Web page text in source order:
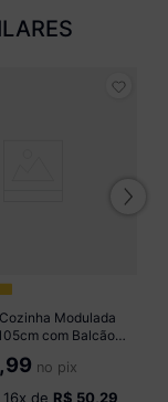
Modulada
com Balcão
Veneza
MP2260
no pix
16x de R$ 50,29